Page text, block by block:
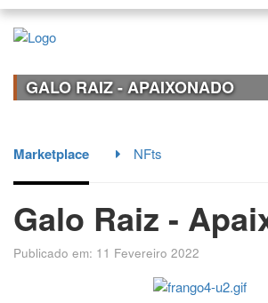
GALO RAIZ - APAIXONADO
Marketplace NFts
Galo Raiz -
Publicado em: 11 Fevereiro 2022